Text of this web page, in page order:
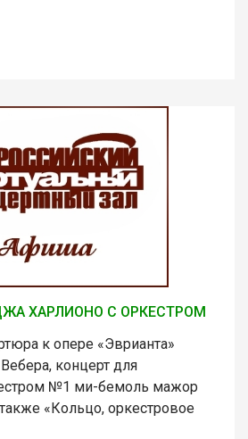
ХАРЛИОНО С ОРКЕСТРОМ
к опере «Эврианта»
концерт для
№1 ми-бемоль мажор
«Кольцо, оркестровое